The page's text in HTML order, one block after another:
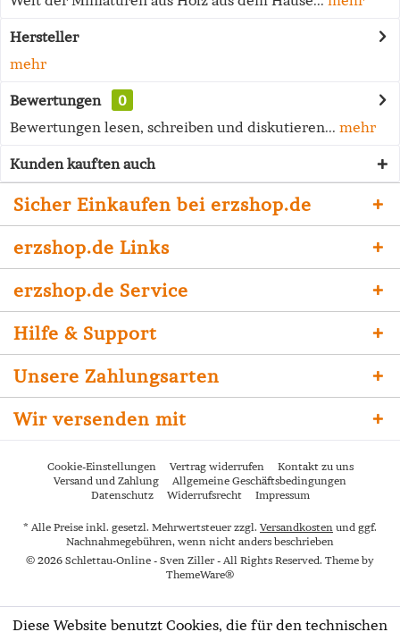
Hersteller
mehr
Bewertungen
0
Bewertungen lesen, schreiben und diskutieren... mehr
Kunden kauften auch
Sicher Einkaufen bei erzshop.de
erzshop.de Links
erzshop.de Service
Hilfe & Support
Unsere Zahlungsarten
Wir versenden mit
Cookie-Einstellungen Vertrag widerrufen
Kontakt zu uns
Versand und Zahlung
Allgemeine Geschäftsbedingungen
Datenschutz
Widerrufsrecht Impressum
* Alle Preise inkl. gesetzl. Mehrwertsteuer zzgl. Versandkosten und ggf.
Nachnahmegebühren, wenn nicht anders beschrieben
© 2026 Schlettau-Online - Sven Ziller - All Rights Reserved. Theme by
ThemeWare®
Diese Website benutzt Cookies, die für den technischen